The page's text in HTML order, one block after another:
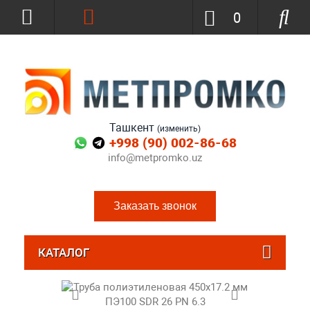
Ташкент (изменить)
+998 (90) 002-86-68
info@metpromko.uz
Заказать звонок
0
КАТАЛОГ